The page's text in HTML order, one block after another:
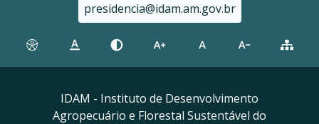
presidencia@idam.am.gov.br
IDAM - Instituto de Desenvolvimento
Agropecuário e Florestal Sustentável do